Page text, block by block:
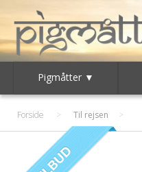
Pigmåtter ▼
Forside > Til rejsen